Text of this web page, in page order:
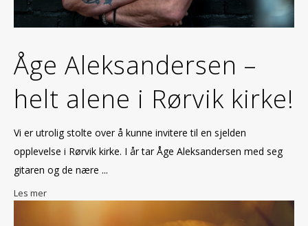
Åge Aleksandersen –
helt alene i Rørvik kirke!
Vi er utrolig stolte over å kunne invitere til en sjelden
opplevelse i Rørvik kirke. I år tar Åge Aleksandersen med seg
gitaren og de nære ...
Les mer